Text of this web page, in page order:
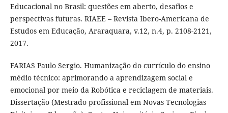
Educacional no Brasil: questões em aberto, desafios e
perspectivas futuras. RIAEE – Revista Ibero-Americana de
Estudos em Educação, Araraquara, v.12, n.4, p. 2108-2121,
2017.
FARIAS Paulo Sergio. Humanização do currículo do ensino
médio técnico: aprimorando a aprendizagem social e
emocional por meio da Robótica e reciclagem de materiais.
Dissertação (Mestrado profissional em Novas Tecnologias